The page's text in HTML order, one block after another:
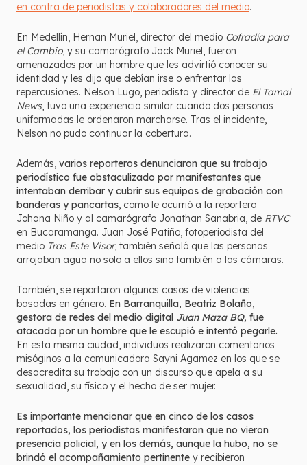
en contra de periodistas y colaboradores del medio.
En Medellín, Hernan Muriel, director del medio Cofradía para
el Cambio, y su camarógrafo Jack Muriel, fueron
amenazados por un hombre que les advirtió conocer su
identidad y les dijo que debían irse o enfrentar las
repercusiones. Nelson Lugo, periodista y director de El Tamal
News, tuvo una experiencia similar cuando dos personas
uniformadas le ordenaron marcharse. Tras el incidente,
Nelson no pudo continuar la cobertura.
Además, varios reporteros denunciaron que su trabajo
periodístico fue obstaculizado por manifestantes que
intentaban derribar y cubrir sus equipos de grabación con
banderas y pancartas, como le ocurrió a la reportera
Johana Niño y al camarógrafo Jonathan Sanabria, de RTVC
en Bucaramanga. Juan José Patiño, fotoperiodista del
medio Tras Este Visor, también señaló que las personas
arrojaban agua no solo a ellos sino también a las cámaras.
También, se reportaron algunos casos de violencias
basadas en género. En Barranquilla, Beatriz Bolaño,
gestora de redes del medio digital Juan Maza BQ, fue
atacada por un hombre que le escupió e intentó pegarle.
En esta misma ciudad, individuos realizaron comentarios
misóginos a la comunicadora Sayni Agamez en los que se
desacredita su trabajo con un discurso que apela a su
sexualidad, su físico y el hecho de ser mujer.
Es importante mencionar que en cinco de los casos
reportados, los periodistas manifestaron que no vieron
presencia policial, y en los demás, aunque la hubo, no se
brindó el acompañamiento pertinente y recibieron